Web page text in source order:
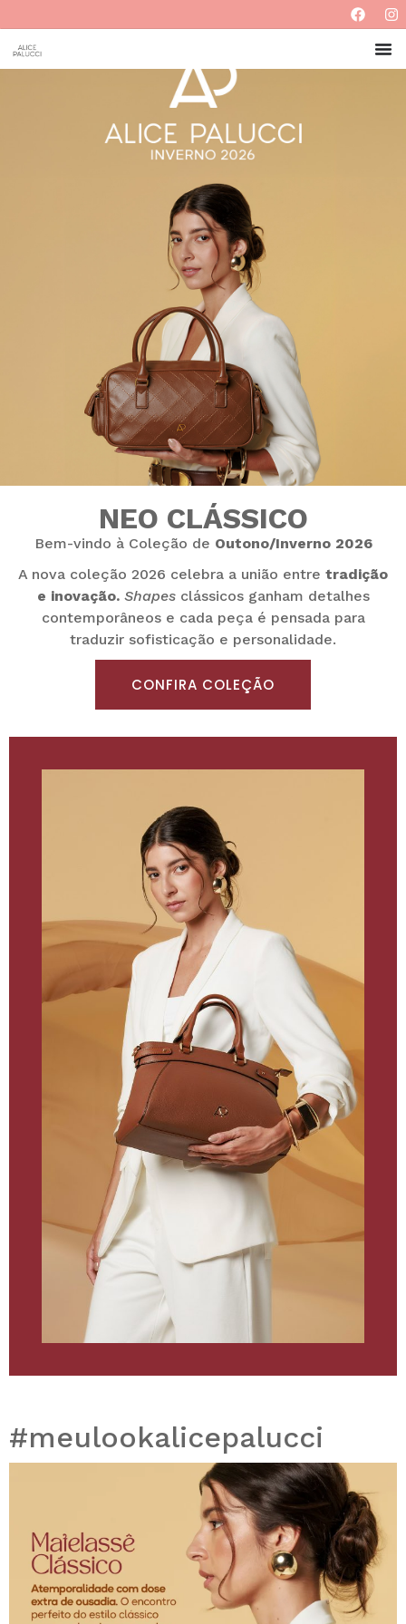
NEO CLÁSSICO
Bem-vindo à Coleção de Outono/Inverno 2026
A nova coleção 2026 celebra a união entre tradição
e inovação. Shapes clássicos ganham detalhes
contemporâneos e cada peça é pensada para
traduzir sofisticação e personalidade.
CONFIRA COLEÇÃO
#meulookalicepalucci